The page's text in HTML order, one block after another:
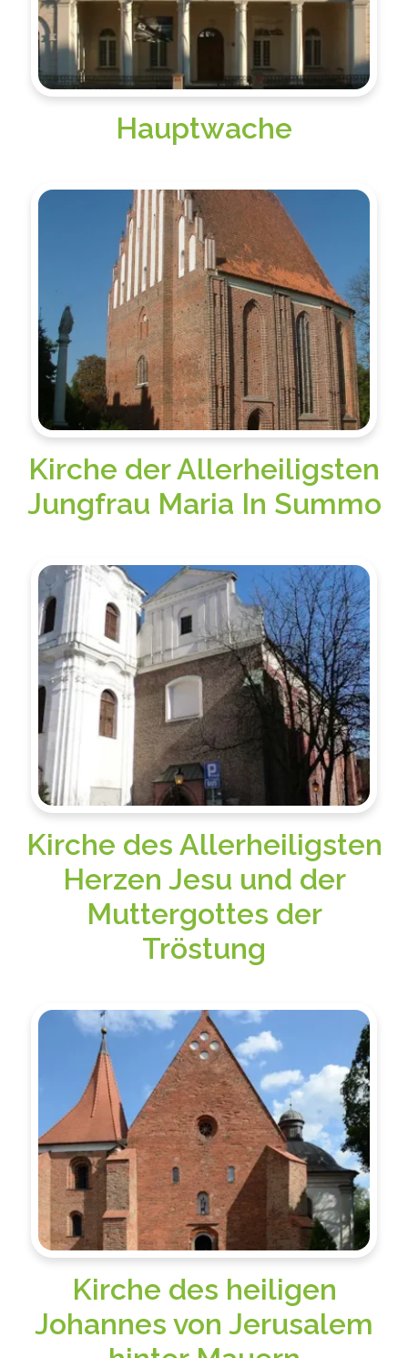
Hauptwache
Kirche der Allerheiligsten
Jungfrau Maria In Summo
Kirche des Allerheiligsten
Herzen Jesu und der
Muttergottes der
Tröstung
Kirche des heiligen
Johannes von Jerusalem